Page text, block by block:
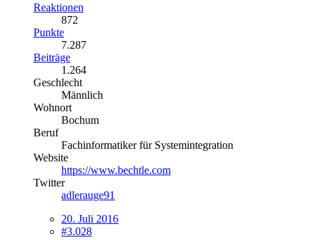
Reaktionen
872
Punkte
7.287
Beiträge
1.264
Geschlecht
Männlich
Wohnort
Bochum
Beruf
Fachinformatiker für Systemintegration
Website
https://www.bechtle.com
Twitter
adlerauge91
20. Juli 2016
#3.028